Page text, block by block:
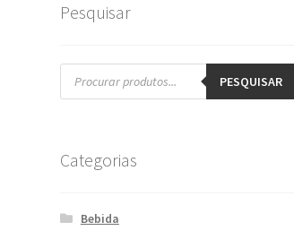
Pesquisar
Pesquisar
produtos PESQUISAR
Categorias
Bebida